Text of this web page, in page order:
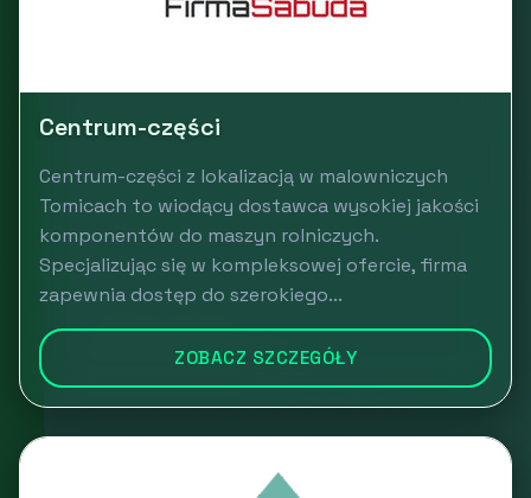
Centrum-części
Centrum-części z lokalizacją w malowniczych
Tomicach to wiodący dostawca wysokiej jakości
komponentów do maszyn rolniczych.
Specjalizując się w kompleksowej ofercie, firma
zapewnia dostęp do szerokiego...
ZOBACZ SZCZEGÓŁY